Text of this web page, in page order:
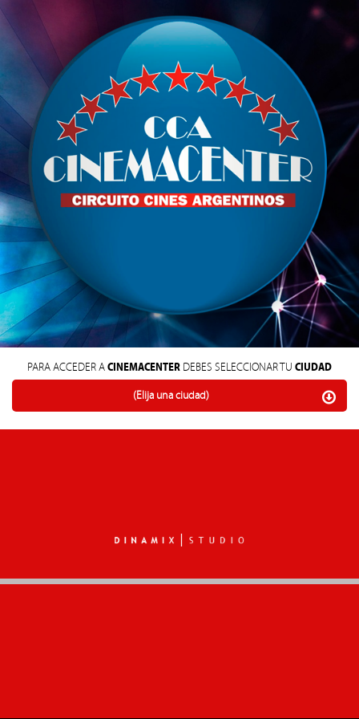
PARA ACCEDER ACINEMACENTER DEBES SELECCIONAR TU CIUDAD
(Elija una ciudad)